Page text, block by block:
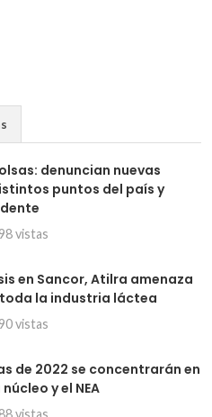
denuncian nuevas
puntos del país y
vistas
en Sancor, Atilra amenaza
la industria láctea
vistas
de 2022 se concentrarán en
y el NEA